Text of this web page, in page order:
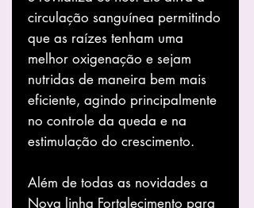
circulação sanguínea permitindo
que as raízes tenham uma
melhor oxigenação e sejam
nutridas de maneira bem mais
eficiente, agindo principalmente
no controle da queda e na
estimulação do crescimento.
Além de todas as novidades a
Nova linha Fortalecimento para